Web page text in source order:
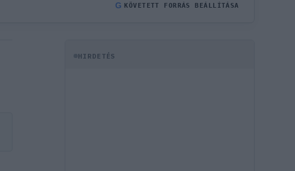
G KÖVETETT FORRÁS BEÁLLÍTÁSA
HIRDETÉS